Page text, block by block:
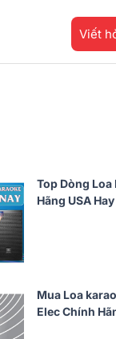
Viết
Top Dòng Loa
Hãng USA
Mua Loa
Elec Chính